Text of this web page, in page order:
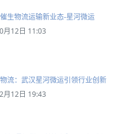
生物流运输新业态-星河微运
月12日 11:03
流：武汉星河微运引领行业创新
月12日 19:43